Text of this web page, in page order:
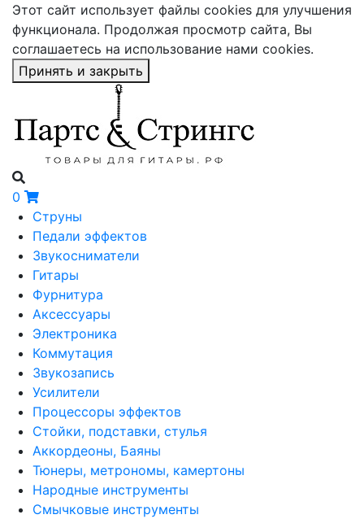
Этот сайт использует файлы cookies для улучшения
функционала. Продолжая просмотр сайта, Вы
соглашаетесь на использование нами cookies.
Принять и закрыть
0
Струны
Педали эффектов
Звукосниматели
Гитары
Фурнитура
Аксессуары
Электроника
Коммутация
Звукозапись
Усилители
Процессоры эффектов
Стойки, подставки, стулья
Аккордеоны, Баяны
Тюнеры, метрономы, камертоны
Народные инструменты
Смычковые инструменты